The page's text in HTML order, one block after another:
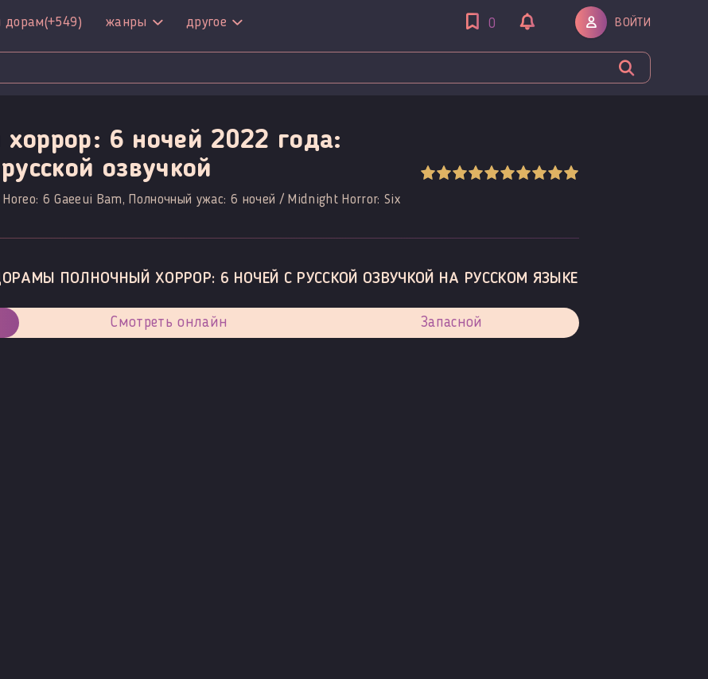
дорам(+549) жанры другое 0 ВОЙТИ
6 ночей 2022 года:
озвучкой
6 Gaeeui Bam, Полночный ужас: 6 ночей / Midnight Horror: Six
ПОЛНОЧНЫЙ ХОРРОР: 6 НОЧЕЙ С РУССКОЙ ОЗВУЧКОЙ НА РУССКОМ ЯЗЫКЕ
Смотреть онлайн Запасной